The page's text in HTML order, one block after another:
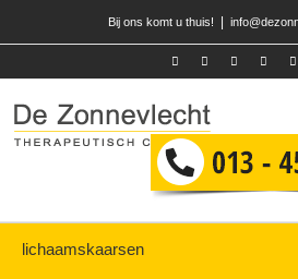
Bij ons komt u thuis!
lichaamskaarsen